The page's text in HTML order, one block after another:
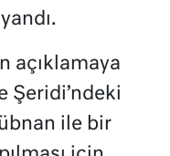
açıklamaya
Şeridi’ndeki
ile bir